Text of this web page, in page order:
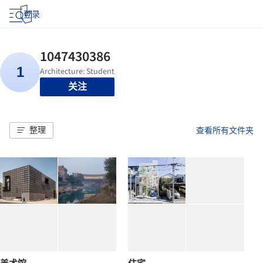
登录
关注
整理 查看所有文件夹